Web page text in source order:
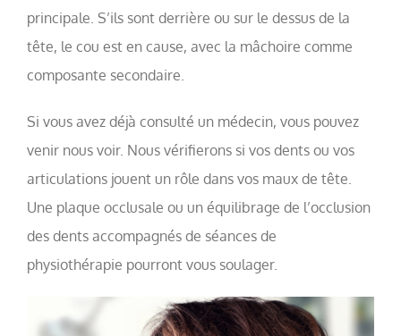
principale. S’ils sont derrière ou sur le dessus de la
tête, le cou est en cause, avec la mâchoire comme
composante secondaire.
Si vous avez déjà consulté un médecin, vous pouvez
venir nous voir. Nous vérifierons si vos dents ou vos
articulations jouent un rôle dans vos maux de tête.
Une plaque occlusale ou un équilibrage de l’occlusion
des dents accompagnés de séances de
physiothérapie pourront vous soulager.